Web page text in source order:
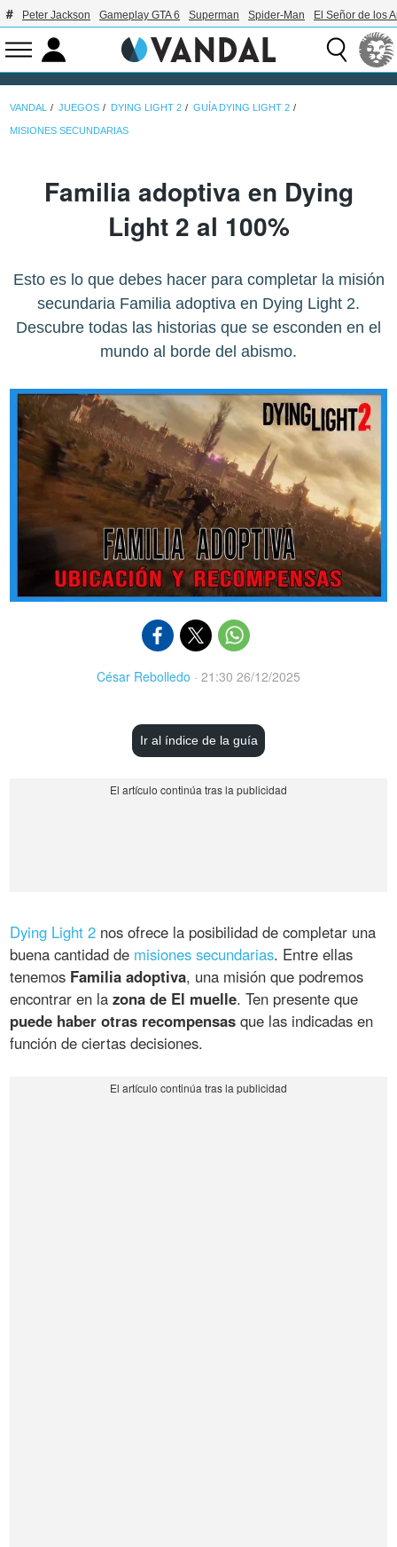
Peter Jackson Gameplay GTA 6 Superman Spider-Man El Señor de los
VANDAL JUEGOS DYING LIGHT 2 GUÍA DYING LIGHT 2
MISIONES SECUNDARIAS
Familia adoptiva en Dying
Light 2 al 100%
Esto es lo que debes hacer para completar la misión
secundaria Familia adoptiva en Dying Light 2.
Descubre todas las historias que se esconden en el
mundo al borde del abismo.
César Rebolledo · 21:30 26/12/2025
Ir al índice de la guía
Dying Light 2 nos ofrece la posibilidad de completar una
buena cantidad de misiones secundarias. Entre ellas
tenemos Familia adoptiva, una misión que podremos
encontrar en lazona de El muelle. Ten presente que
puede haber otras recompensas que las indicadas en
función de ciertas decisiones.